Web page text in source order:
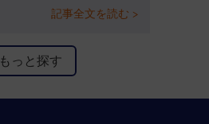
記事全文を読む >
もっと探す